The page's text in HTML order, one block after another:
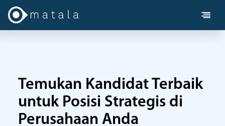
Kerja
Tes
Psikologi
Temukan Kandidat Terbaik
untuk Posisi Strategis di
Perusahaan Anda